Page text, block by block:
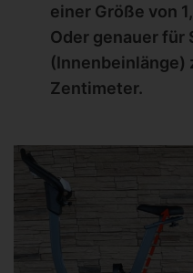
einer Größe von
Oder genauer für
(Innenbeinlänge)
Zentimeter.